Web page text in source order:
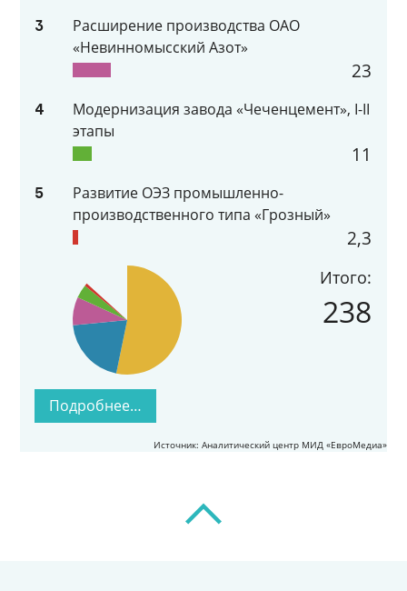
3
Расширение производства ОАО
«Невинномысский Азот»
23
4
Модернизация завода «Чеченцемент», I-II
этапы
11
5
Развитие ОЭЗ промышленно-
производственного типа «Грозный»
2,3
Итого:
238
Подробнее…
Источник: Аналитический центр МИД «ЕвроМедиа»